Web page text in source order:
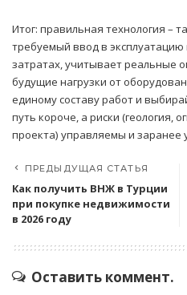
Итог: правильная технология –
требуемый ввод в
затратах, учитывает реальные
будущие нагрузки от
единому составу работ и
путь короче, а риски (геология,
проекта) управляемы и заранее
ПРЕДЫДУЩАЯ СТАТЬЯ
Как получить ВНЖ в Турции
при покупке недвижимости
в 2026 году
Оставить коммент.